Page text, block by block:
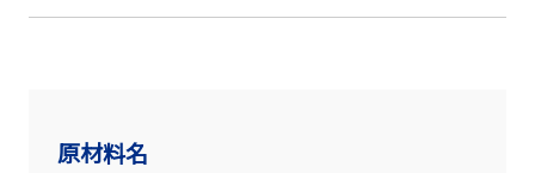
原材料名